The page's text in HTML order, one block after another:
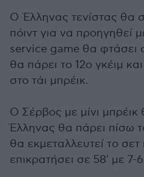
Ο Έλληνας τενίστας θα
πόιντ για να προηγηθεί
service game θα φτάσει
θα πάρει το 12ο γκέιμ
στο τάι μπρέικ.
Ο Σέρβος με μίνι
Έλληνας θα πάρει πίσω
θα εκμεταλλευτεί το σετ
επικρατήσει σε 58' με 7-